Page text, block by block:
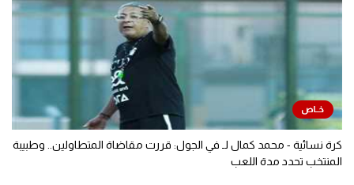
كرة نسائية - محمد كمال لـ في الجول: قررت مقاضاة المتطاولين.. وطبيبة
المنتخب تحدد مدة اللعب